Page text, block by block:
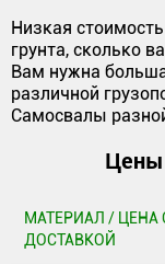
Низкая
грунта, сколько
Вам нужна
различной
Самосвалы
Цены
МАТЕРИАЛ / ЦЕНА
ДОСТАВКОЙ